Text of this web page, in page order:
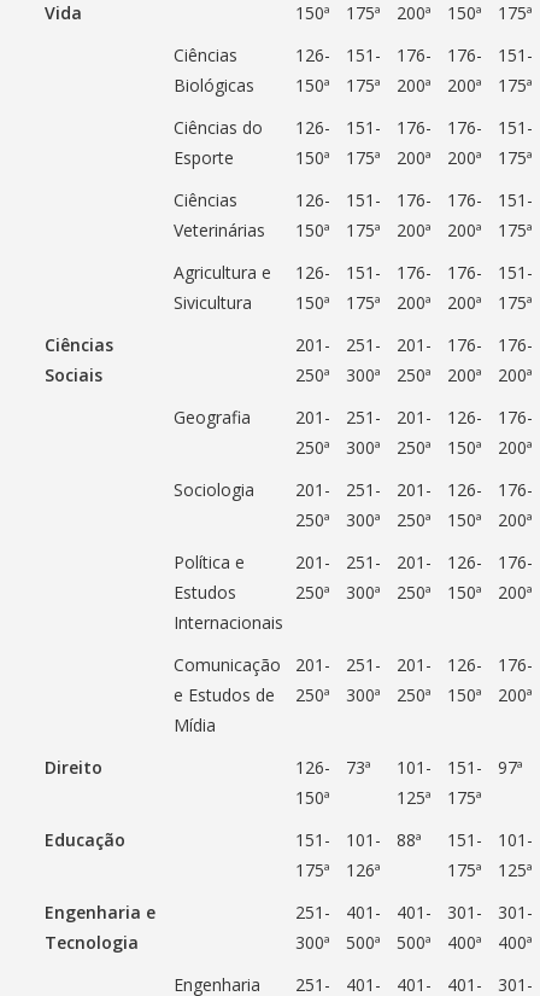
Vida
150ª
175ª
200ª
150ª
175ª
Ciências
Biológicas
126-
150ª
151-
175ª
176-
200ª
176-
200ª
151-
175ª
Ciências do
Esporte
126-
150ª
151-
175ª
176-
200ª
176-
200ª
151-
175ª
Ciências
Veterinárias
126-
150ª
151-
175ª
176-
200ª
176-
200ª
151-
175ª
Agricultura e
Sivicultura
126-
150ª
151-
175ª
176-
200ª
176-
200ª
151-
175ª
Ciências
Sociais
201-
250ª
251-
300ª
201-
250ª
176-
200ª
176-
200ª
Geografia
201-
250ª
251-
300ª
201-
250ª
126-
150ª
176-
200ª
Sociologia
201-
250ª
251-
300ª
201-
250ª
126-
150ª
176-
200ª
Política e
Estudos
Internacionais
201-
250ª
251-
300ª
201-
250ª
126-
150ª
176-
200ª
Comunicação
e Estudos de
Mídia
201-
250ª
251-
300ª
201-
250ª
126-
150ª
176-
200ª
Direito
126-
150ª
73ª
101-
125ª
151-
175ª
97ª
Educação
151-
175ª
101-
126ª
88ª
151-
175ª
101-
125ª
Engenharia e
Tecnologia
251-
300ª
401-
500ª
401-
500ª
301-
400ª
301-
400ª
Engenharia
251- 401- 401- 401- 301-